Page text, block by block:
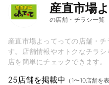
産直市場
の店舗・チラシ一覧
産直市場よってっての店舗・
す。店舗情報やオトクなチラ
店を簡単にチェックできます。
25店舗を掲載中 （1〜10店舗を